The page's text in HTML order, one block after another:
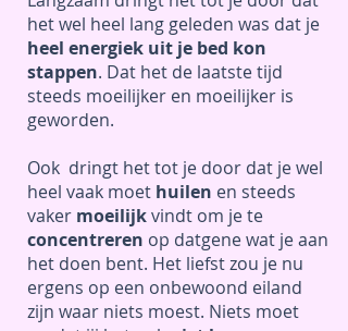
het wel heel lang geleden was dat je
heel energiek uit je bed kon
stappen. Dat het de laatste tijd
steeds moeilijker en moeilijker is
geworden.
Ook dringt het tot je door dat je wel
heel vaak moet huilen en steeds
vaker moeilijkvindt om je te
concentreren op datgene wat je aan
het doen bent. Het liefst zou je nu
ergens op een onbewoond eiland
zijn waar niets moest. Niets moet